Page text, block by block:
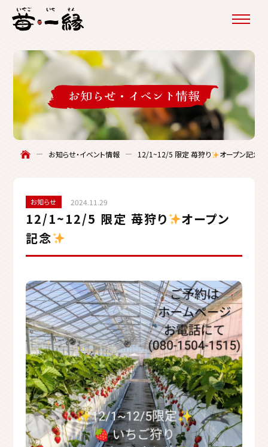
お知らせ・ イベント情報
お知らせ・イベント情報 12/1~12/5 限定 苺狩り オープン記念
お知らせ 2024.11.29
12/1~12/5 限定 苺狩り
オープン
記念